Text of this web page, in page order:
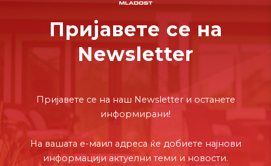
Пријавете се на
Newsletter
Пријавете се на наш Newsletter и останете
информирани!
На вашата е-маил адреса ќе добиете најнови
информацији актуелни теми и новости.